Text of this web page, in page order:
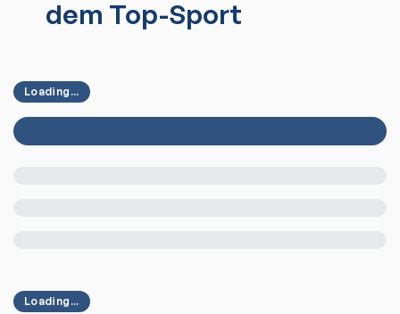
dem Top-Sport
Loading...
Loading...